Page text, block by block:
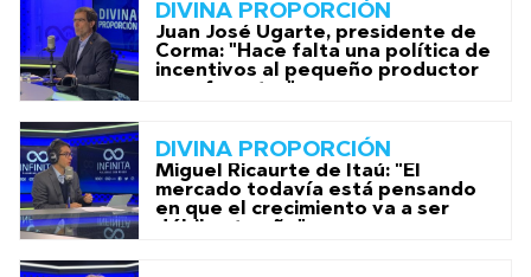
DIVINA PROPORCIÓN
Juan José Ugarte, presidente de
Corma: "Hace falta una política de
incentivos al pequeño productor
DIVINA PROPORCIÓN
Miguel Ricaurte de Itaú: "El
mercado todavía está pensando
en que el crecimiento va a ser